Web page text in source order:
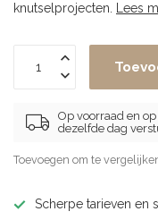
knutselprojecten.
Lees
Op voorraad en
dezelfde dag
Toevoegen om te
Scherpe tarieven en